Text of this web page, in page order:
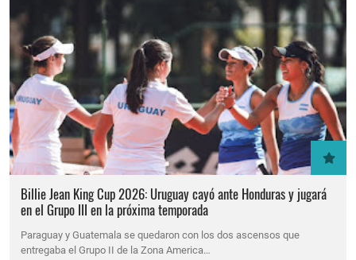
Billie Jean King Cup 2026: Uruguay cayó ante Honduras y jugará
en el Grupo III en la próxima temporada
Paraguay y Guatemala se quedaron con los dos ascensos que
entregaba el Grupo II de la Zona America…